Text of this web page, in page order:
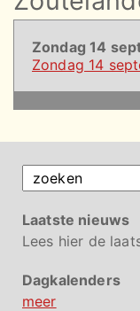
Zondag 14
Zondag 14
Laatste nieuws
Lees hier de
Dagkalenders
meer